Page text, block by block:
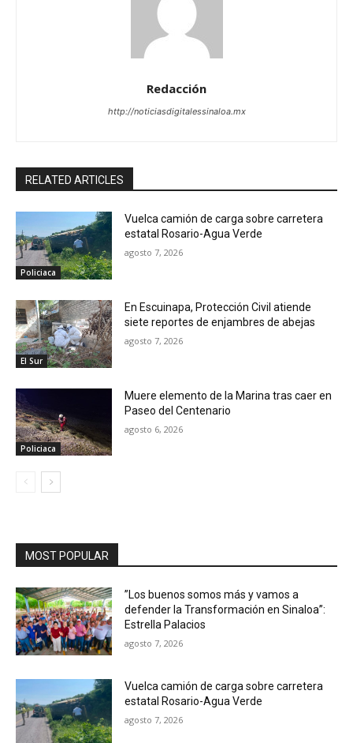
Redacción
http://noticiasdigitalessinaloa.mx
RELATED ARTICLES
Policiaca
Vuelca camión de carga sobre carretera
estatal Rosario-Agua Verde
agosto 7, 2026
El Sur
En Escuinapa, Protección Civil atiende
siete reportes de enjambres de abejas
agosto 7, 2026
Policiaca
Muere elemento de la Marina tras caer en
Paseo del Centenario
agosto 6, 2026
MOST POPULAR
”Los buenos somos más y vamos a
defender la Transformación en Sinaloa”:
Estrella Palacios
agosto 7, 2026
Vuelca camión de carga sobre carretera
estatal Rosario-Agua Verde
agosto 7, 2026